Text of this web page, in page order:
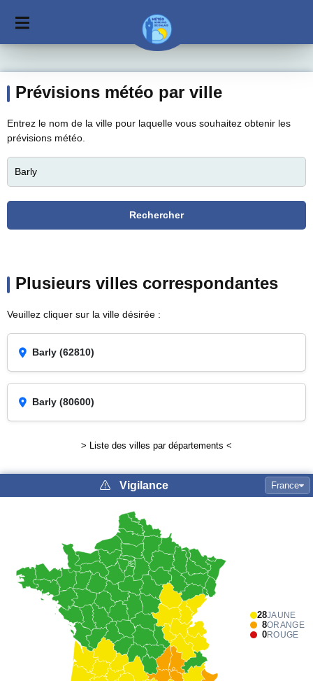
Prévisions météo par ville
Entrez le nom de la ville pour laquelle vous souhaitez obtenir les
prévisions météo.
Plusieurs villes correspondantes
Veuillez cliquer sur la ville désirée :
Barly (62810)
Barly (80600)
> Liste des villes par départements <
Vigilance France
28JAUNE
8ORANGE
0ROUGE